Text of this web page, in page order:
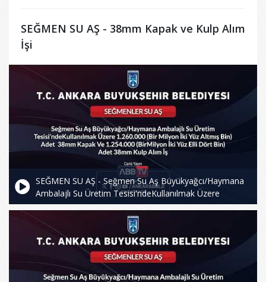
SEĞMEN SU AŞ - 38mm Kapak ve Kulp Alım
İşi
SEĞMEN SU AŞ - Seğmen Su Aş Büyükyağcı/Haymana
Ambalajlı Su Üretim Tesisi'ndeKullanılmak Üzere
1.260.000 (Bir Milyon İki Yüz Altmış Bin) Adet 38mm
Kapak Ve 1.254.000 (BirMilyon Iki Yüz Elli Dört Bin) Adet
38mm Kulp Alım Iş